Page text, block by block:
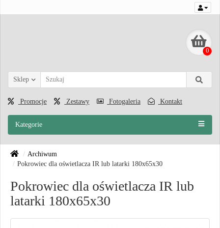
0
Sklep
Promocje Zestawy Fotogaleria Kontakt
Kategorie
Archiwum
Pokrowiec dla oświetlacza IR lub latarki 180x65x30
Pokrowiec dla oświetlacza IR lub
latarki 180x65x30